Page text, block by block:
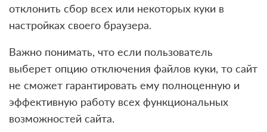
отклонить сбор всех или некоторых куки в
настройках своего браузера.
Важно понимать, что если пользователь
выберет опцию отключения файлов куки, то сайт
не сможет гарантировать ему полноценную и
эффективную работу всех функциональных
возможностей сайта.